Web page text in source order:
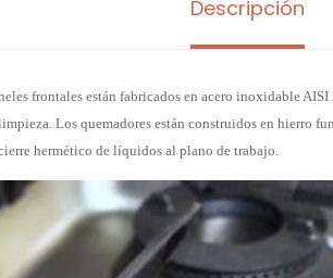
Descripción
frontales están fabricados en acero inoxidable
Los quemadores están construidos en hierro
hermético de líquidos al plano de trabajo.